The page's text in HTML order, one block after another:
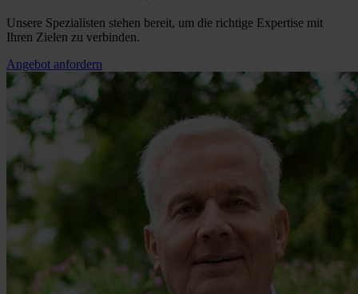
Unsere Spezialisten stehen bereit, um die richtige Expertise mit
Ihren Zielen zu verbinden.
Angebot anfordern